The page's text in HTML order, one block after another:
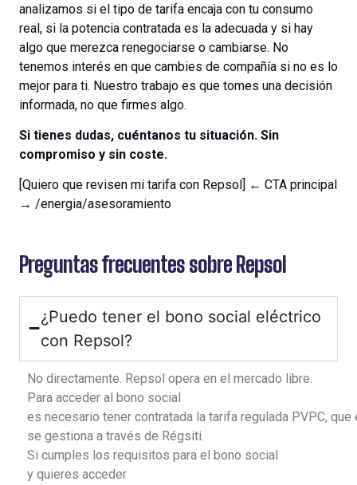
analizamos si el tipo de tarifa encaja con tu consumo
real, si la potencia contratada es la adecuada y si hay
algo que merezca renegociarse o cambiarse. No
tenemos interés en que cambies de compañía si no es lo
mejor para ti. Nuestro trabajo es que tomes una decisión
informada, no que firmes algo.
Si tienes dudas, cuéntanos tu situación. Sin
compromiso y sin coste.
[Quiero que revisen mi tarifa con Repsol] ← CTA principal
→ /energia/asesoramiento
Preguntas frecuentes sobre Repsol
¿Puedo tener el bono social eléctrico
con Repsol?
No directamente. Repsol opera en el mercado libre.
Para acceder al bono social
es necesario tener contratada la tarifa regulada PVPC, que
se gestiona a través de Régsiti.
Si cumples los requisitos para el bono social
y quieres acceder